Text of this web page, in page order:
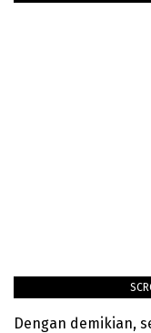
Dengan demikian,